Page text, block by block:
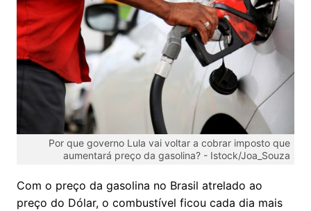
Por que governo Lula vai voltar a cobrar imposto que
aumentará preço da gasolina? - Istock/Joa_Souza
Com o preço da gasolina no Brasil atrelado ao
preço do Dólar, o combustível ficou cada dia mais